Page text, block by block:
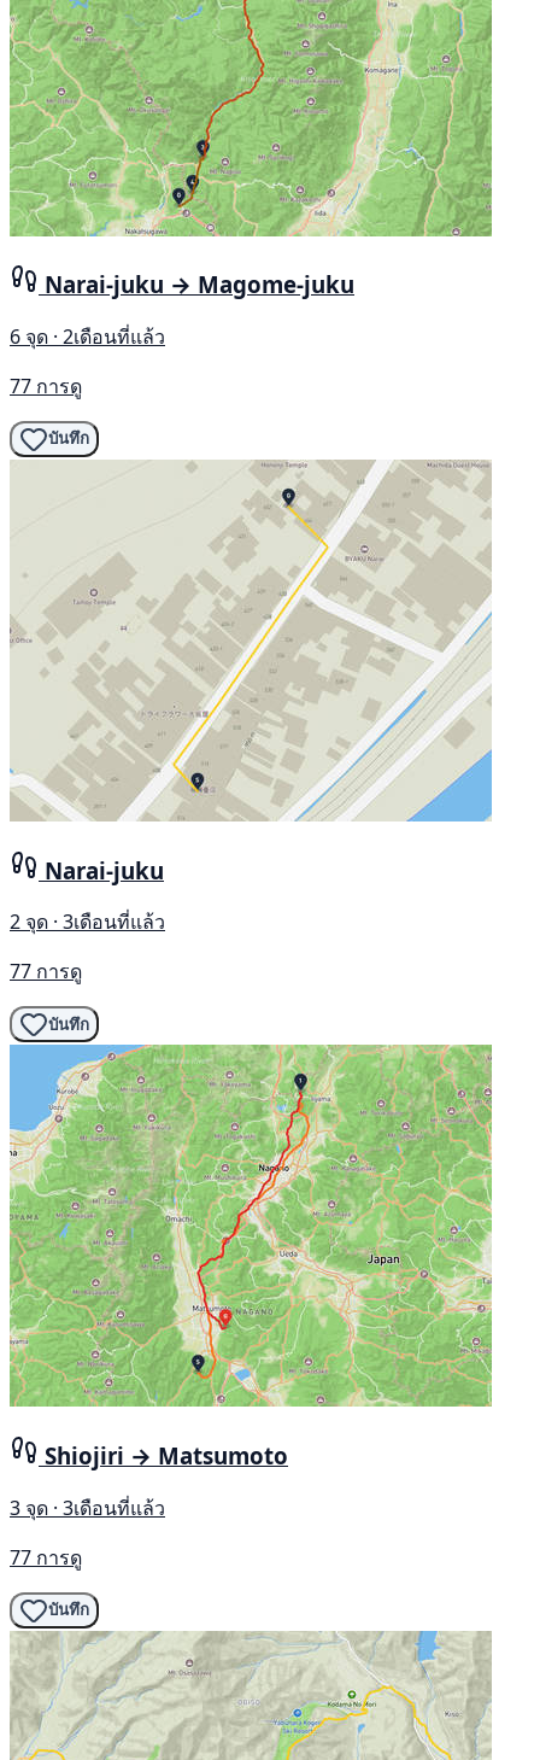
Narai-juku → Magome-juku
6 จุด · 2เดือนที่แล้ว
77 การดู
บันทึก
Narai-juku
2 จุด · 3เดือนที่แล้ว
77 การดู
บันทึก
Shiojiri → Matsumoto
3 จุด · 3เดือนที่แล้ว
77 การดู
บันทึก